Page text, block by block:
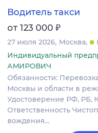
Водитель такси
от 123 000 ₽
27 июля 2026 Москва
Индивидуальный
АМИРОВИЧ
Обязанности:
Москвы и области в
Удостоверение РФ, РБ,
Ответственность
вождения…